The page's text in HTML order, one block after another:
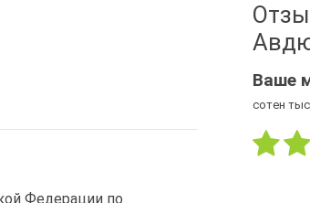
Федерации по
Ваше
сотен